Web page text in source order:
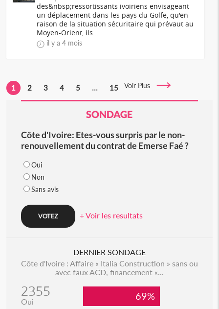
des&nbsp;ressortissants ivoiriens envisageant
un déplacement dans les pays du Golfe, qu'en
raison de la situation sécuritaire qui prévaut au
Moyen-Orient, ils...
il y a 4 mois
1 2 3 4 5 ... 15 Voir Plus
SONDAGE
Côte d'Ivoire: Etes-vous surpris par le non-
renouvellement du contrat de Emerse Faé ?
Oui
Non
Sans avis
+ Voir les resultats
DERNIER SONDAGE
Côte d'Ivoire : Affaire « Italia Construction » sans ou
avec faux ACD, financement «...
2355
Oui 69%